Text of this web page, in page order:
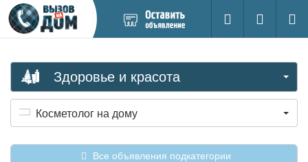
новое
Поиск
Вход на
Здоровье и красота
Косметолог на дому
Все объявления подкатегории